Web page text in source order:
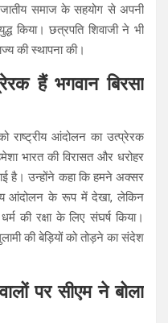
समाज के सहयोग से अपनी
किया। छत्रपति शिवाजी ने भी
की स्थापना की।
हैं भगवान बिरसा
राष्ट्रीय आंदोलन का उत्प्रेरक
भारत की विरासत और धरोहर
है। उन्होंने कहा कि हमने अक्सर
आंदोलन के रूप में देखा, लेकिन
की रक्षा के लिए संघर्ष किया।
की बेड़ियों को तोड़ने का संदेश
पर सीएम ने बोला